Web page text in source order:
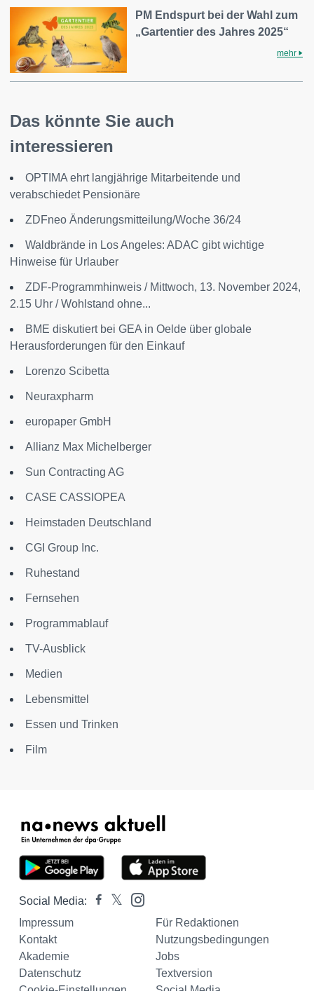
PM Endspurt bei der Wahl zum
„Gartentier des Jahres 2025“
mehr
Das könnte Sie auch
interessieren
OPTIMA ehrt langjährige Mitarbeitende und
verabschiedet Pensionäre
ZDFneo Änderungsmitteilung/Woche 36/24
Waldbrände in Los Angeles: ADAC gibt wichtige
Hinweise für Urlauber
ZDF-Programmhinweis / Mittwoch, 13. November 2024,
2.15 Uhr / Wohlstand ohne...
BME diskutiert bei GEA in Oelde über globale
Herausforderungen für den Einkauf
Lorenzo Scibetta
Neuraxpharm
europaper GmbH
Allianz Max Michelberger
Sun Contracting AG
CASE CASSIOPEA
Heimstaden Deutschland
CGI Group Inc.
Ruhestand
Fernsehen
Programmablauf
TV-Ausblick
Medien
Lebensmittel
Essen und Trinken
Film
Social Media:
Impressum
Für Redaktionen
Kontakt
Nutzungsbedingungen
Akademie
Jobs
Datenschutz
Textversion